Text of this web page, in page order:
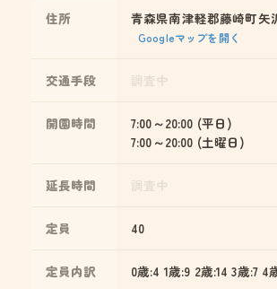
住所 青森県南津軽郡藤崎町矢
Googleマップを開く
交通手段
開園時間
7:00～20:00 (平日)
7:00～20:00 (土曜日)
延長時間
定員 40
定員内訳 0歳:4 1歳:9 2歳:14 3歳:7 4